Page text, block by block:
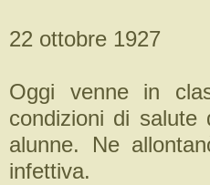
22 ottobre 1927
Oggi venne in
condizioni di salute
alunne. Ne
infettiva.